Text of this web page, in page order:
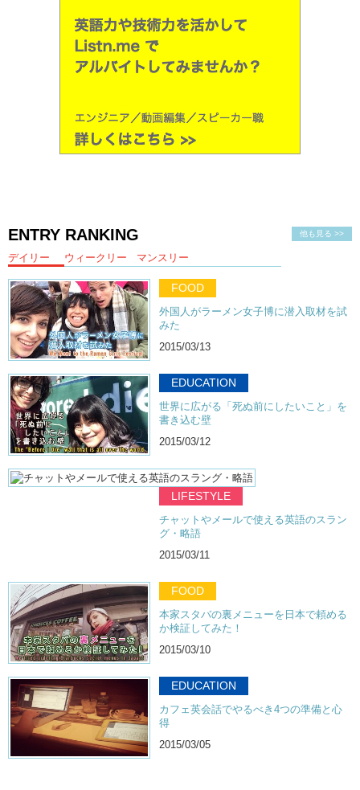
他も見る >>
ENTRY RANKING
デイリー ウィークリー マンスリー
FOOD
外国人がラーメン女子博に潜入取材を試
みた
2015/03/13
EDUCATION
世界に広がる「死ぬ前にしたいこと」を
書き込む壁
2015/03/12
LIFESTYLE
チャットやメールで使える英語のスラン
グ・略語
2015/03/11
FOOD
本家スタバの裏メニューを日本で頼める
か検証してみた！
2015/03/10
EDUCATION
カフェ英会話でやるべき4つの準備と心
得
2015/03/05